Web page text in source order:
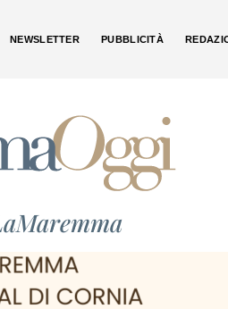
NEWSLETTER PUBBLICITÀ